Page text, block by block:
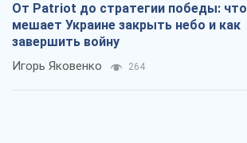
От Patriot до стратегии победы: что
мешает Украине закрыть небо и как
завершить войну
Игорь Яковенко 264